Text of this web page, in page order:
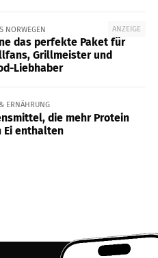
ANZEIGE
NORWEGEN
das perfekte Paket für
Grillmeister und
Liebhaber
ERNÄHRUNG
die mehr Protein
Ei enthalten